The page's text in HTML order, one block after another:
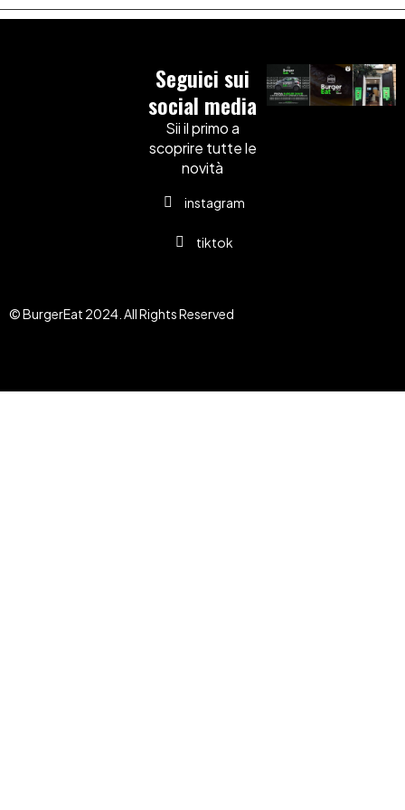
Seguici sui
social media
Sii il primo a
scoprire tutte le
novità
instagram
tiktok
© BurgerEat 2024. All Rights Reserved